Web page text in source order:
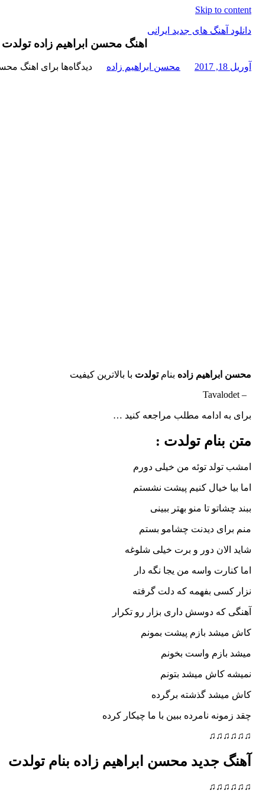
Skip to content
دانلود آهنگ های جدید ایرانی
دانلود
فول
اهنگ محسن ابراهیم زاده تولدت
آوریل 18, 2017 محسن ابراهیم زاده دیدگاه‌ها برای اهنگ
محسن ابراهیم زاده بنامتولدت با بالاترین کیفیت
– Tavalodet
برای به ادامه مطلب مراجعه کنید …
متن بنام تولدت :
امشب تولد توئه من خیلی دورم
اما بیا خیال کنیم پیشت نشستم
ببند چشاتو تا منو بهتر ببینی
منم برای دیدنت چشامو بستم
شاید الان دور و برت خیلی شلوغه
اما کنارت واسه من یجا نگه دار
نزار کسی بفهمه که دلت گرفته
آهنگی که دوسش داری بزار رو تکرار
کاش میشد بازم پیشت بمونم
میشد بازم واست بخونم
نمیشه کاش میشد بتونم
کاش میشد گذشته برگرده
چقد زمونه نامرده ببین با ما چیکار کرده
♫♫♫♫♫♫
آهنگ جدید محسن ابراهیم زاده بنام تولدت
♫♫♫♫♫♫